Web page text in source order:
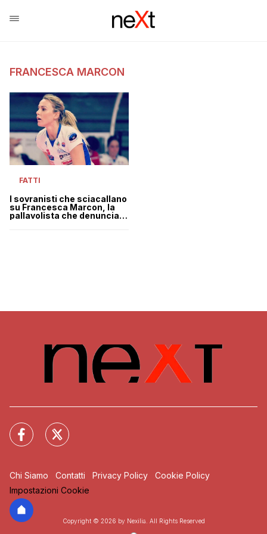
FRANCESCA MARCON
FATTI
I sovranisti che sciacallano
su Francesca Marcon, la
pallavolista che denuncia
Chi Siamo Contatti Privacy Policy
Cookie Policy
Impostazioni Cookie
Copyright © 2026 by Nexilia. All Rights Reserved